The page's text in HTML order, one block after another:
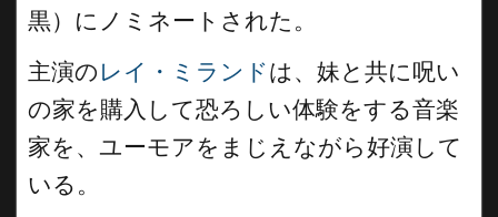
黒）にノミネートされた。
主演の レイ・ミランドは、妹と共に呪い
の家を購入して恐ろしい体験をする音楽
家を、ユーモアをまじえながら好演して
いる。